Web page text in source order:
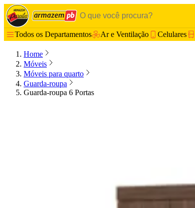
Todos os Departamentos Ar e Ventilação Celulares
Home
Móveis
Móveis para quarto
Guarda-roupa
Guarda-roupa 6 Portas